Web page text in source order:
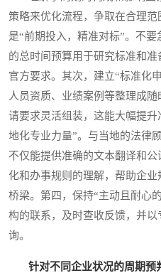
策略来优化流程，争取在合理
是“前期投入，精准对标”。不
的总时间预算用于研究标准和
官方要求。其次，建立“标准化
人员资质、业绩案例等整理成
请要求灵活组装，这能大幅提
地化专业力量”。与当地的法律
不仅能提供准确的文本翻译和
化和办事规则的理解，帮助企
桥梁。第四，保持“主动且耐心
构的联系，及时查收反馈，并
询。
针对不同企业状况的周期预